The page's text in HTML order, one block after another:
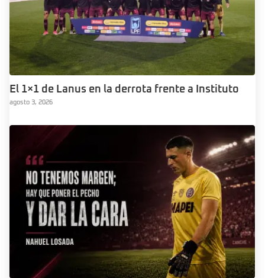
El 1×1 de Lanus en la derrota frente a Instituto
agosto 3, 2026